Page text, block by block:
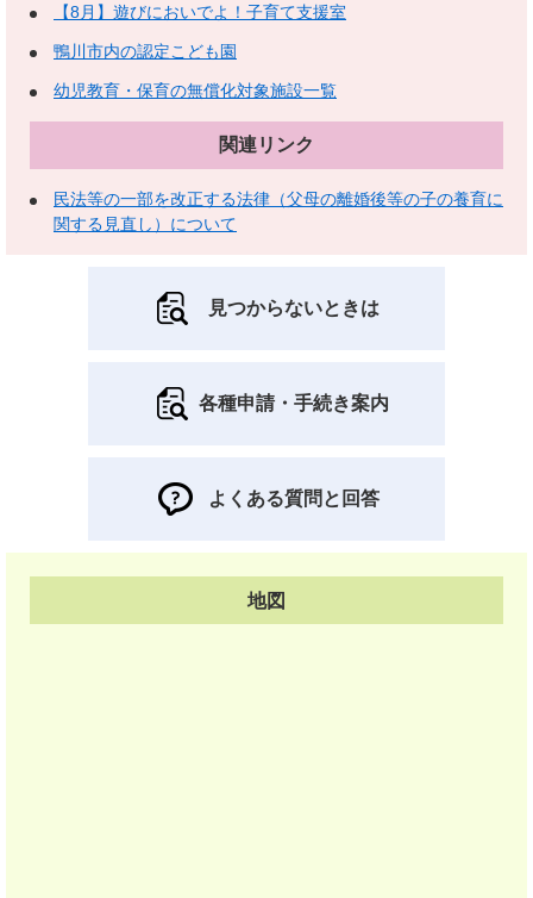
【8月】遊びにおいでよ！子育て支援室
鴨川市内の認定こども園
幼児教育・保育の無償化対象施設一覧
関連リンク
民法等の一部を改正する法律（父母の離婚後等の子の養育に
関する見直し）について
見つからないときは
各種申請・手続き案内
よくある質問と回答
地図